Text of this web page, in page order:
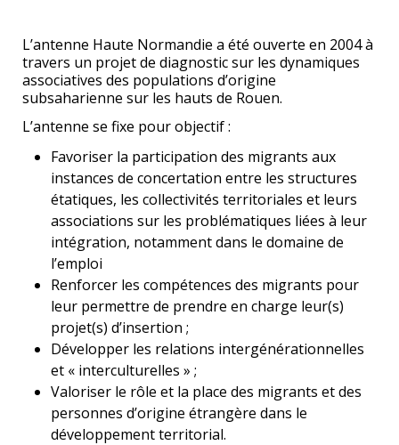
L’antenne Haute Normandie a été ouverte en 2004 à
travers un projet de diagnostic sur les dynamiques
associatives des populations d’origine
subsaharienne sur les hauts de Rouen.
L’antenne se fixe pour objectif :
Favoriser la participation des migrants aux
instances de concertation entre les structures
étatiques, les collectivités territoriales et leurs
associations sur les problématiques liées à leur
intégration, notamment dans le domaine de
l’emploi
Renforcer les compétences des migrants pour
leur permettre de prendre en charge leur(s)
projet(s) d’insertion ;
Développer les relations intergénérationnelles
et « interculturelles » ;
Valoriser le rôle et la place des migrants et des
personnes d’origine étrangère dans le
développement territorial.